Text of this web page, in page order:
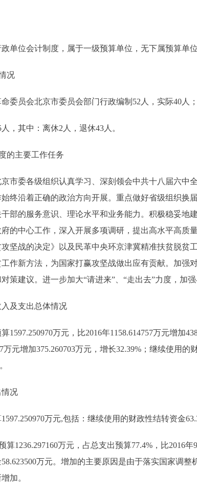
位会计制度，属于一级预算单位，无下属预算单位
况
员会北京市委员会部门行政编制52人，实际40人；
其中：离休2人，退休43人。
主要工作任务
委各级组织认真学习、深刻领会中共十八届六中
终沿着正确的政治方向开展。重点做好省级组织换
部的服务意识、理论水平和业务能力。积极稳妥
的中心工作，深入开展多项调研，提出高水平高质
坚战的决定》以及民革中央环京津冀精准扶贫脱贫
作新方法，为国家打赢攻坚战做出应有贡献。加强
策建议。进一步加大“请进来”、“走出去”力度，加
及支出总体情况
万元，比2016年1158.614757万元增加
万元增加375.260703万元，增长32.39%；继续使用
况
万元,包括：继续使用的财政性结转资金
万元，占总支出预算77.4%，比2016年
万元。增加的主要原因是由于落实国家调
加。